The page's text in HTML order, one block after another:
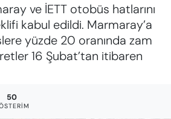
ve İETT otobüs hatlarını
kabul edildi. Marmaray’a
yüzde 20 oranında zam
16 Şubat’tan itibaren
50
Durumu ve Fikstür